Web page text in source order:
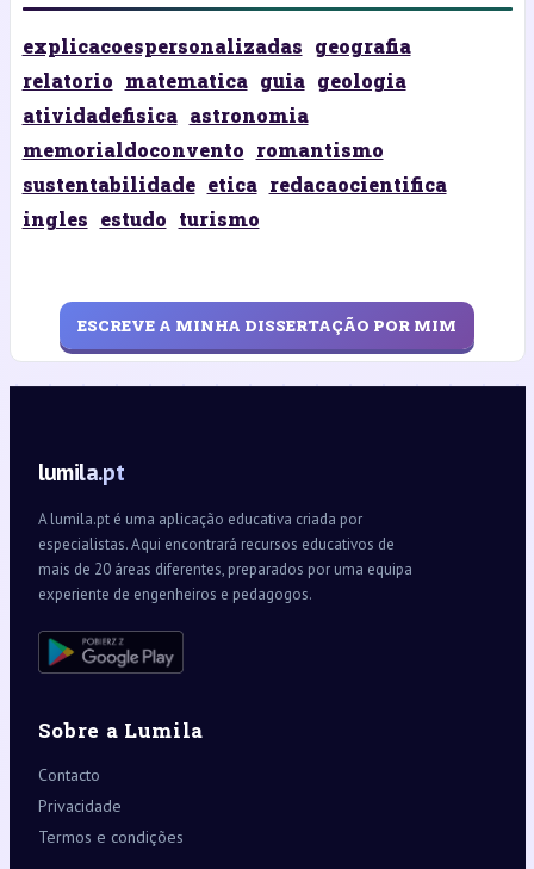
explicacoespersonalizadas geografia
relatorio matematica guia geologia
atividadefisica astronomia
memorialdoconvento romantismo
sustentabilidade etica redacaocientifica
ingles estudo turismo
ESCREVE A MINHA DISSERTAÇÃO POR MIM
lumila.pt
A lumila.pt é uma aplicação educativa criada por
especialistas. Aqui encontrará recursos educativos de
mais de 20 áreas diferentes, preparados por uma equipa
experiente de engenheiros e pedagogos.
Sobre a Lumila
Contacto
Privacidade
Termos e condições